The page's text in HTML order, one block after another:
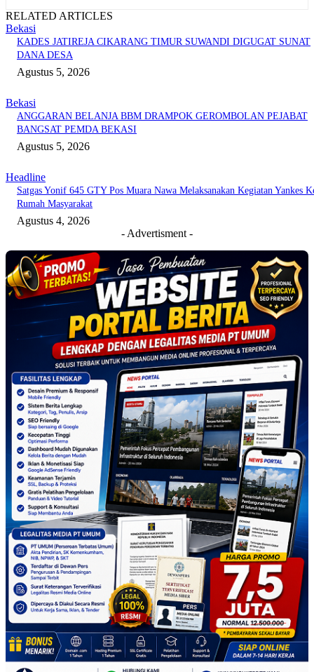
RELATED ARTICLES
Bekasi
KADES JATIREJA CIKARANG TIMUR SUWANDI DIGUGAT SUNAT
DANA DESA
Agustus 5, 2026
Bekasi
ANGGARAN BELANJA BBM DRAMPOK GEROMBOLAN PEJABAT
BANGSAT PEMDA BEKASI
Agustus 5, 2026
Headline
Satgas Yonif 645 GTY Pos Muara Nawa Melaksanakan Kegiatan Yankes
Rumah Masyarakat
Agustus 4, 2026
- Advertisment -